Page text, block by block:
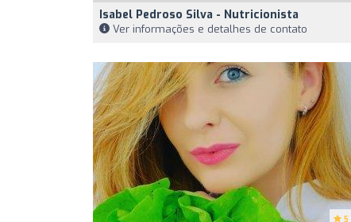
Isabel Pedroso Silva - Nutricionista
Ver informações e detalhes de contato
5